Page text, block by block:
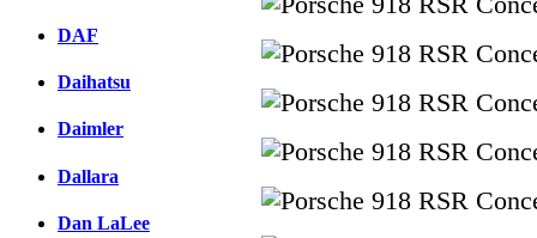
DAF
Daihatsu
Daimler
Dallara
Dan LaLee